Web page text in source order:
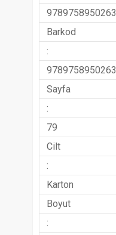
9789758950263
Barkod
:
9789758950263
Sayfa
:
79
Cilt
:
Karton
Boyut
: